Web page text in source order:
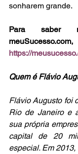
sonharem grande.
Para saber
https://
Quem é Flávio
Flávio Augusto foi
Rio de Janeiro e
sua própria
capital de 20
especial. Em